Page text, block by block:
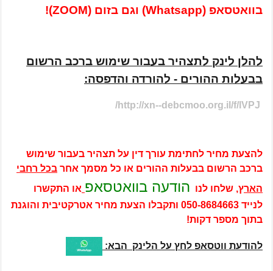
בוואטסאפ (Whatsapp) וגם בזום (ZOOM)!
להלן לינק לתצהיר בעבור שימוש ברכב הרשום
בבעלות ההורים - להורדה והדפסה:
http://xn--debcmoo.org.il/f/lVPJ/
להצעת מחיר לחתימת עורך דין על תצהיר בעבור שימוש
ברכב הרשום בבעלות ההורים או כל מסמך אחר בכל רחבי
הארץ, שלחו לנו הודעה בוואטסאפ או התקשרו
לנייד 050-8684663 ותקבלו הצעת מחיר אטרקטיבית והוגנת
בתוך מספר דקות!
להודעת ווטסאפ לחץ על הלינק הבא: